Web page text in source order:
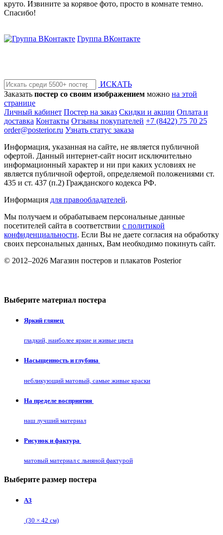
круто. Извините за корявое фото, просто в комнате темно.
Спасибо!
Группа ВКонтакте
ИСКАТЬ
Заказать постер со своим изображением можно на этой
странице
Личный кабинет Постер на заказ Скидки и акции Оплата и
доставка Контакты Отзывы покупателей +7 (8422) 75 70 25
order@posterior.ru Узнать статус заказа
Информация, указанная на сайте, не является публичной
офертой. Данный интернет-сайт носит исключительно
информационный характер и ни при каких условиях не
является публичной офертой, определяемой положениями ст.
435 и ст. 437 (п.2) Гражданского кодекса РФ.
Информация для правообладателей.
Мы получаем и обрабатываем персональные данные
посетителей сайта в соответствии с политикой
конфиденциальности. Если Вы не даете согласия на обработку
своих персональных данных, Вам необходимо покинуть сайт.
© 2012–2026 Магазин постеров и плакатов Posterior
Выберите материал постера
Яркий глянец
гладкий, наиболее яркие и живые цвета
Насыщенность и глубина
небликующий матовый, самые живые краски
На пределе восприятия
наш лучший материал
Рисунок и фактура
матовый материал с льняной фактурой
Выберите размер постера
А3
(30 × 42 см)